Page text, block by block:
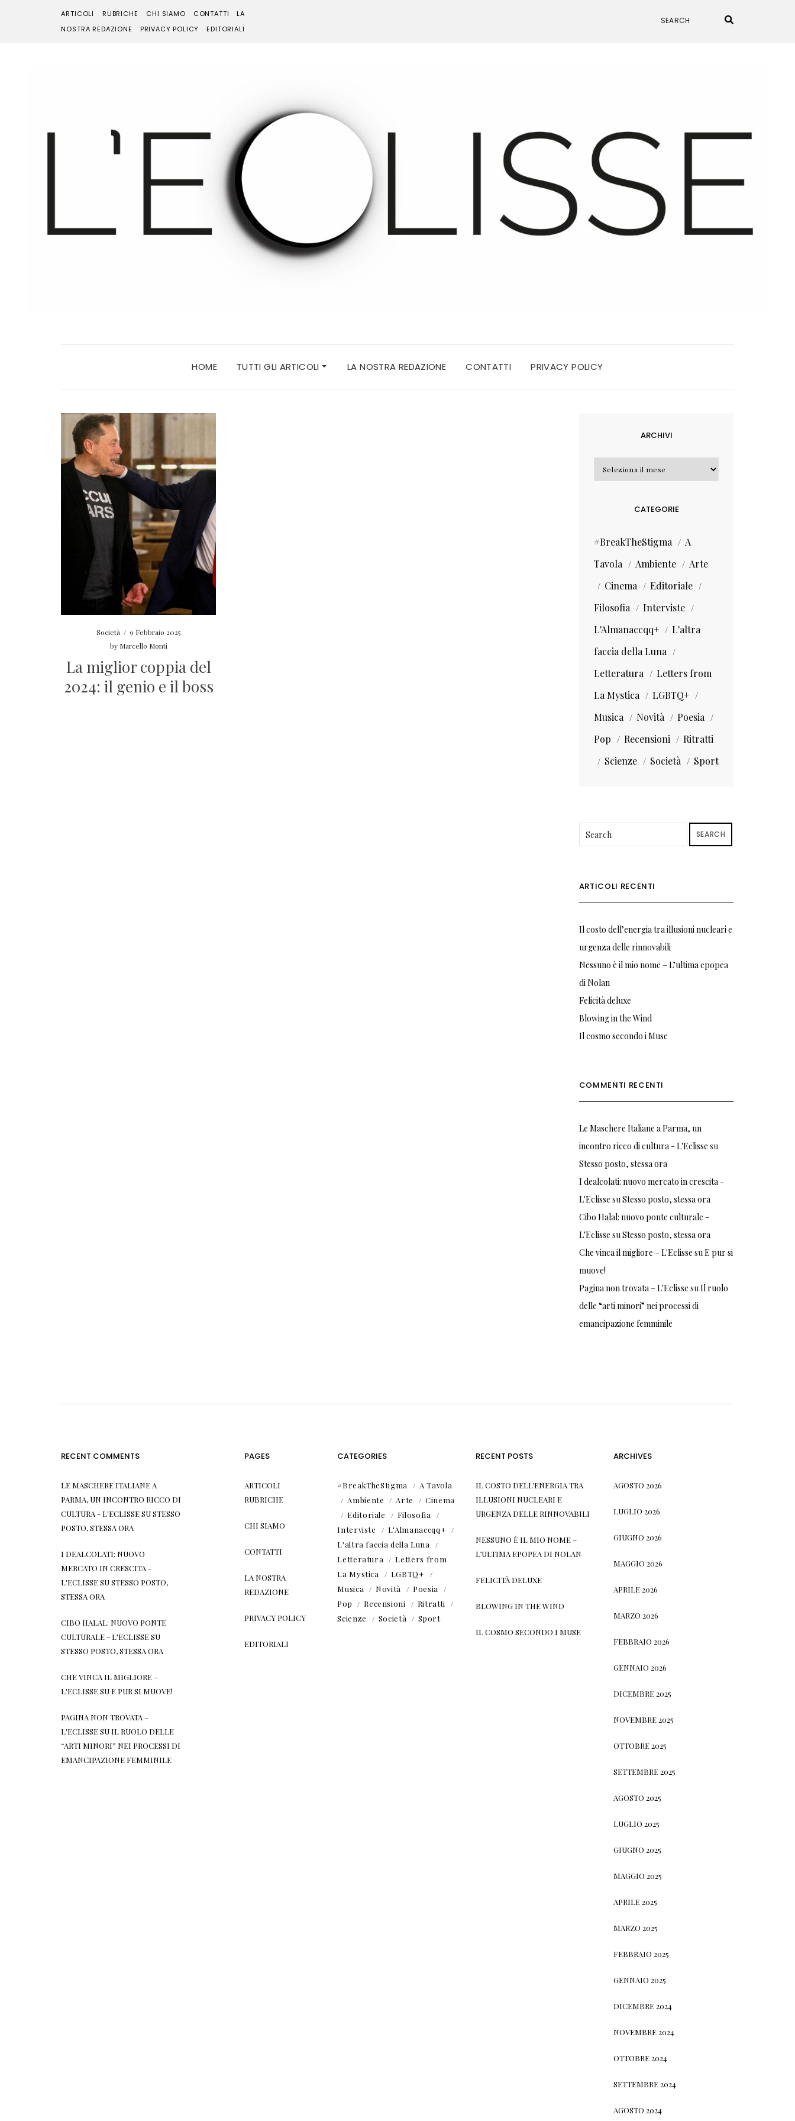
ARTICOLI RUBRICHE CHI SIAMO CONTATTI
LA
NOSTRA REDAZIONE
PRIVACY POLICY EDITORIALI
HOME TUTTI GLI ARTICOLI LA NOSTRA REDAZIONE CONTATTI PRIVACY POLICY
Società / 9 Febbraio 2025
by Marcello Monti
La miglior coppia del
2024: il genio e il boss
ARCHIVI
Archivi
CATEGORIE
#BreakTheStigma
A
Tavola
Ambiente
Arte
Cinema
Editoriale
Filosofia
Interviste
L'Almanaccqq+
L'altra
faccia della Luna
Letteratura
Letters from
La Mystica
LGBTQ+
Musica
Novità
Poesia
Pop
Recensioni
Ritratti
Scienze
Società Sport
SEARCH
ARTICOLI RECENTI
Il costo dell’energia tra illusioni nucleari e
urgenza delle rinnovabili
Nessuno è il mio nome – L’ultima epopea
di Nolan
Felicità deluxe
Blowing in the Wind
Il cosmo secondo i Muse
COMMENTI RECENTI
Le Maschere Italiane a Parma, un
incontro ricco di cultura - L'Eclisse su
Stesso posto, stessa ora
I dealcolati: nuovo mercato in crescita -
L'Eclisse suStesso posto, stessa ora
Cibo Halal: nuovo ponte culturale -
L'Eclisse suStesso posto, stessa ora
Che vinca il migliore – L'Eclisse suE pur si
muove!
Pagina non trovata – L'Eclisse suIl ruolo
delle “arti minori” nei processi di
emancipazione femminile
RECENT COMMENTS
LE MASCHERE ITALIANE A
PARMA, UN INCONTRO RICCO DI
CULTURA - L'ECLISSESUSTESSO
POSTO, STESSA ORA
I DEALCOLATI: NUOVO
MERCATO IN CRESCITA -
L'ECLISSESUSTESSO POSTO,
STESSA ORA
CIBO HALAL: NUOVO PONTE
CULTURALE - L'ECLISSESU
STESSO POSTO, STESSA ORA
CHE VINCA IL MIGLIORE –
L'ECLISSESU E PUR SI MUOVE!
PAGINA NON TROVATA –
L'ECLISSESU IL RUOLO DELLE
“ARTI MINORI” NEI PROCESSI DI
EMANCIPAZIONE FEMMINILE
PAGES
ARTICOLI
RUBRICHE
CHI SIAMO
CONTATTI
LA NOSTRA
REDAZIONE
PRIVACY POLICY
EDITORIALI
CATEGORIES
#BreakTheStigma
A Tavola
Ambiente
Arte
Cinema
Editoriale
Filosofia
Interviste
L'Almanaccqq+
L'altra faccia della Luna
Letteratura
Letters from
La Mystica
LGBTQ+
Musica
Novità
Poesia
Pop
Recensioni
Ritratti
Scienze
Società Sport
RECENT POSTS
IL COSTO DELL’ENERGIA TRA
ILLUSIONI NUCLEARI E
URGENZA DELLE RINNOVABILI
NESSUNO È IL MIO NOME –
L’ULTIMA EPOPEA DI NOLAN
FELICITÀ DELUXE
BLOWING IN THE WIND
IL COSMO SECONDO I MUSE
ARCHIVES
AGOSTO 2026
LUGLIO 2026
GIUGNO 2026
MAGGIO 2026
APRILE 2026
MARZO 2026
FEBBRAIO 2026
GENNAIO 2026
DICEMBRE 2025
NOVEMBRE 2025
OTTOBRE 2025
SETTEMBRE 2025
AGOSTO 2025
LUGLIO 2025
GIUGNO 2025
MAGGIO 2025
APRILE 2025
MARZO 2025
FEBBRAIO 2025
GENNAIO 2025
DICEMBRE 2024
NOVEMBRE 2024
OTTOBRE 2024
SETTEMBRE 2024
AGOSTO 2024